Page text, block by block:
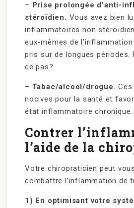
– Prise prolongée d’anti-
stéroïdien. Vous avez bien
inflammatoires non
eux-mêmes de
pris sur de longues périodes.
ce pas?
– Tabac/alcool/drogue.
nocives pour la santé et
état inflammatoire chronique.
Contrer
l’aide de la
Votre chiropraticien peut
combattre l’inflammation de
1) En optimisant votre